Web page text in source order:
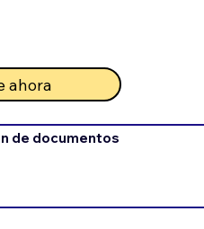
ahora
de documentos